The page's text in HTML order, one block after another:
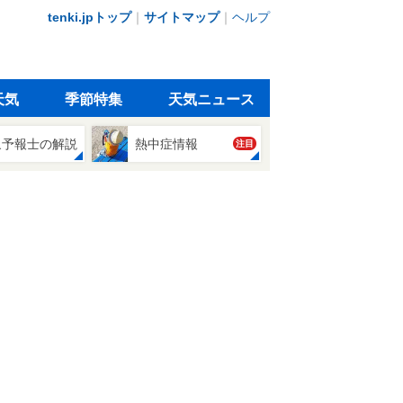
tenki.jpトップ｜ サイトマップ｜ ヘルプ
気 季節特集 天気ニュース
報士の解説 熱中症情報 注目